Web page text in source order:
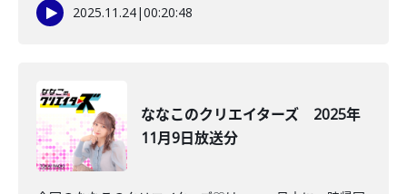
2025.11.24|00:20:48
ななこのクリエイターズ 2025年
11月9日放送分